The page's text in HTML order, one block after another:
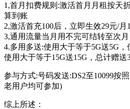
1,首月扣费规则:激活首月月租按天
算到账
2,激活首充100后，立即生效29元/月
3,通用流量当月用不完可结转至次
4.多用多送:使用大于等于5G送5G，
使用大于等于15G送15G，总计赠送
参与方式:号码发送:DS2至10099按
老用户均可参加)
综上所述：